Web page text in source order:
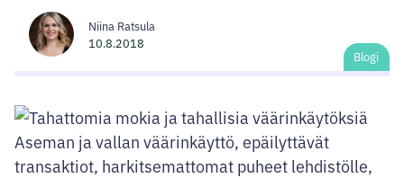
Niina Ratsula
10.8.2018
Blogi
Aseman ja vallan väärinkäyttö, epäilyttävät
transaktiot, harkitsemattomat puheet lehdistölle,